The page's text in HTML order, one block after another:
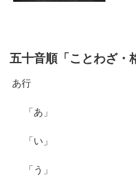
五十音順「ことわざ・
あ行
「あ」
「い」
「う」